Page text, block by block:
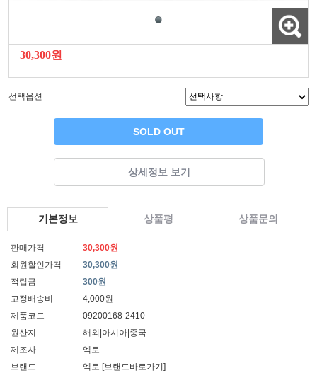
30,300원
선택옵션
SOLD OUT
상세정보 보기
기본정보 상품평 상품문의
판매가격
30,300원
회원할인가격
30,300원
적립금
300원
고정배송비
4,000원
제품코드
09200168-2410
원산지
해외|아시아|중국
제조사
엑토
브랜드
엑토 [브랜드바로가기]